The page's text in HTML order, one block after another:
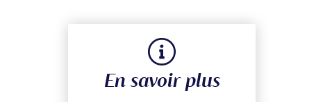
En savoir plus